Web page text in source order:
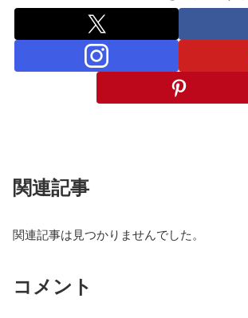
関連記事
関連記事は見つかりませんでした。
コメント